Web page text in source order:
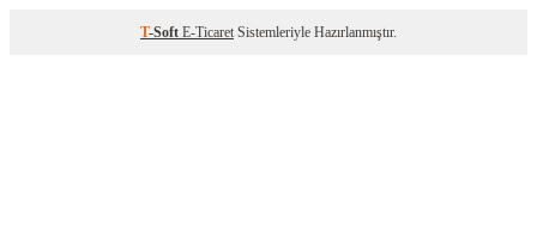
T-Soft E-Ticaret Sistemleriyle Hazırlanmıştır.